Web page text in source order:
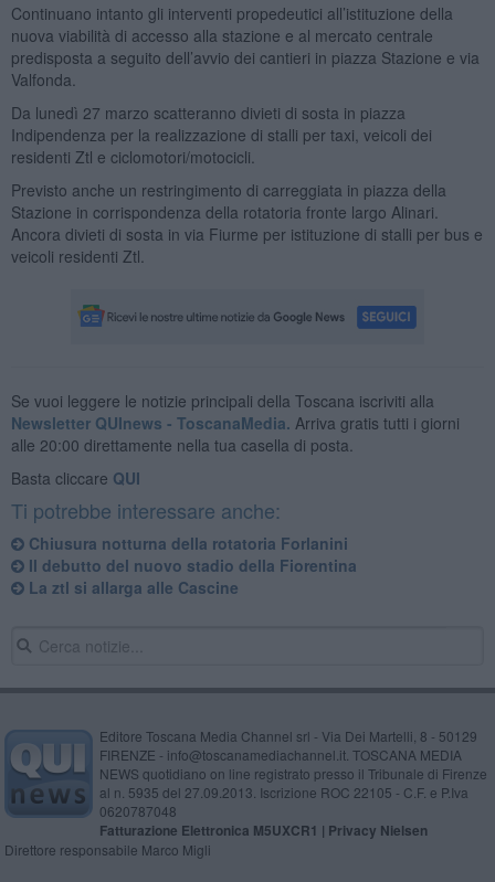
Continuano intanto gli interventi propedeutici all’istituzione della
nuova viabilità di accesso alla stazione e al mercato centrale
predisposta a seguito dell’avvio dei cantieri in piazza Stazione e via
Valfonda.
Da lunedì 27 marzo scatteranno divieti di sosta in piazza
Indipendenza per la realizzazione di stalli per taxi, veicoli dei
residenti Ztl e ciclomotori/motocicli.
Previsto anche un restringimento di carreggiata in piazza della
Stazione in corrispondenza della rotatoria fronte largo Alinari.
Ancora divieti di sosta in via Fiurme per istituzione di stalli per bus e
veicoli residenti Ztl.
Se vuoi leggere le notizie principali della Toscana iscriviti alla
Newsletter QUInews - ToscanaMedia. Arriva gratis tutti i giorni
alle 20:00 direttamente nella tua casella di posta.
Basta cliccare QUI
Ti potrebbe interessare anche:
Chiusura notturna della rotatoria Forlanini
Il debutto del nuovo stadio della Fiorentina
La ztl si allarga alle Cascine
Editore Toscana Media Channel srl - Via Dei Martelli, 8 - 50129
FIRENZE - info@toscanamediachannel.it. TOSCANA MEDIA
NEWS quotidiano on line registrato presso il Tribunale di Firenze
al n. 5935 del 27.09.2013. Iscrizione ROC 22105 - C.F. e P.Iva
0620787048
Fatturazione Elettronica M5UXCR1 | Privacy Nielsen
Direttore responsabile Marco Migli